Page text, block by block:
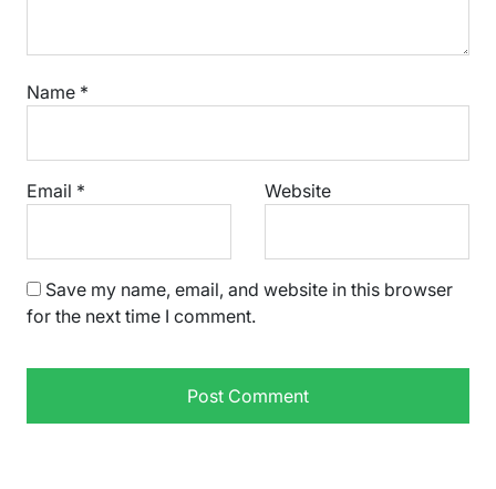
Name *
Email * Website
Save my name, email, and website in this browser
for the next time I comment.